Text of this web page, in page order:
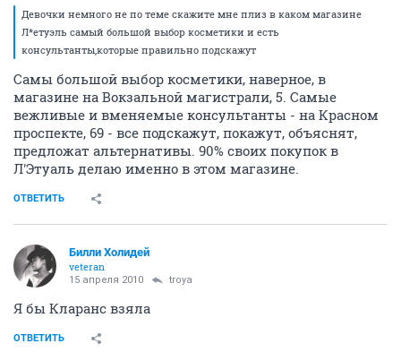
Девочки немного не по теме скажите мне плиз в каком магазине
Л*етуэль самый большой выбор косметики и есть
консультанты,которые правильно подскажут
Самы большой выбор косметики, наверное, в
магазине на Вокзальной магистрали, 5. Самые
вежливые и вменяемые консультанты - на Красном
проспекте, 69 - все подскажут, покажут, объяснят,
предложат альтернативы. 90% своих покупок в
Л'Этуаль делаю именно в этом магазине.
ОТВЕТИТЬ
Билли Холидей
veteran
15 апреля 2010 troya
Я бы Кларанс взяла
ОТВЕТИТЬ